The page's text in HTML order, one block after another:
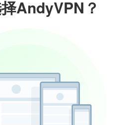
AndyVPN？